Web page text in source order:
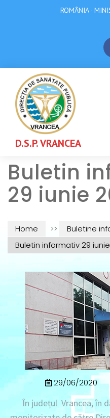
ROMÂNIA -
D.S.P. VRANCEA
Buletin
29 iunie
Home >> Buletine
Buletin informativ 29
29/06/2020
În județul Vrancea, în